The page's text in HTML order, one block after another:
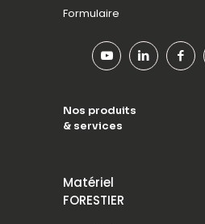
Formulaire
Nos produits
& services
Matériel
FORESTIER